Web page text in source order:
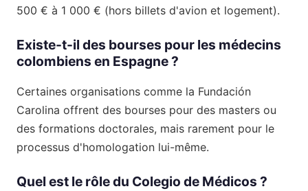
500 € à 1 000 € (hors billets d'avion et logement).
Existe-t-il des bourses pour les médecins
colombiens en Espagne ?
Certaines organisations comme la Fundación
Carolina offrent des bourses pour des masters ou
des formations doctorales, mais rarement pour le
processus d'homologation lui-même.
Quel est le rôle du Colegio de Médicos ?